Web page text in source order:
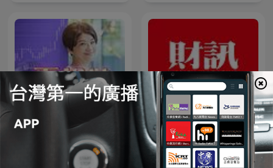
夏韻芬電台 財訊 《Wealth Magazine》